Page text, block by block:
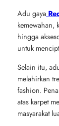
Adu gaya
kemewahan,
hingga
untuk
Selain itu,
melahirkan
fashion.
atas karpet
masyarakat